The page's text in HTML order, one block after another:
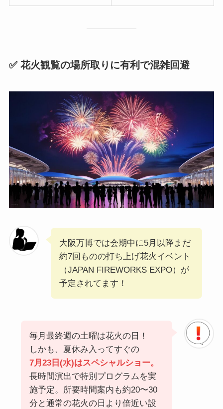
✅ 花火観覧の場所取りに有利で混雑回避
大阪万博では会期中に5月以降まだ
約7回ものの打ち上げ花火イベント
（JAPAN FIREWORKS EXPO）が
予定されてます！
毎月最終週の土曜は花火の日！
しかも、夏休み入ってすぐの
7月23日(水)はスペシャルショー。
長時間演出で特別プログラムを実
施予定。所要時間案内も約20〜30
分と通常の花火の日より倍近い設